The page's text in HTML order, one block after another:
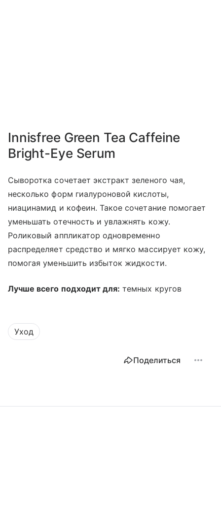
Innisfree Green Tea Caffeine
Bright-Eye Serum
Сыворотка сочетает экстракт зеленого чая,
несколько форм гиалуроновой кислоты,
ниацинамид и кофеин. Такое сочетание помогает
уменьшать отечность и увлажнять кожу.
Роликовый аппликатор одновременно
распределяет средство и мягко массирует кожу,
помогая уменьшить избыток жидкости.
Лучше всего подходит для: темных кругов
Уход
Поделиться